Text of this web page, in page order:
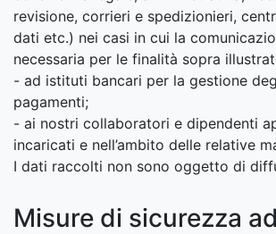
revisione, corrieri e spedizionieri,
dati etc.) nei casi in cui la
necessaria per le finalità sopra
- ad istituti bancari per la gestione
pagamenti;
- ai nostri collaboratori e dipendenti
incaricati e nell’ambito delle relative
I dati raccolti non sono oggetto di
Misure di sicurezza